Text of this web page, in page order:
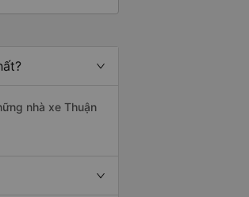
nhà xe Thuận